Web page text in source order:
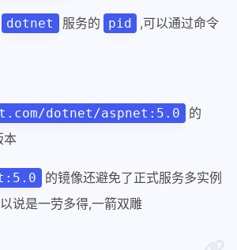
dotnet 服务的 pid
,可以通过命令
dotnet/aspnet:5.0 的
本
的镜像还避免了正式服务多实例
说是一劳多得,一箭双雕